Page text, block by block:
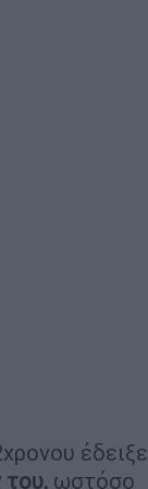
έδειξε
του, ωστόσο